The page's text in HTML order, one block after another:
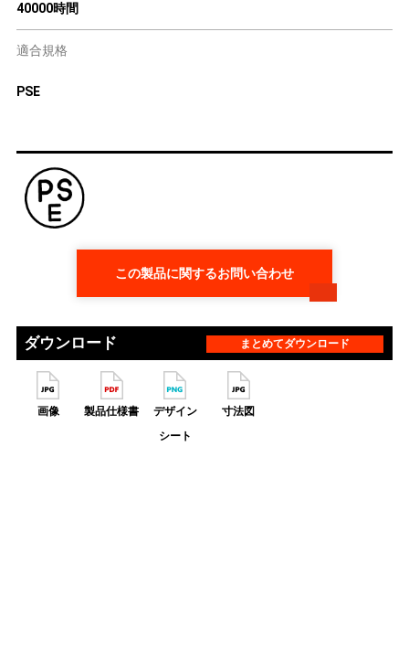
40000時間
適合規格
PSE
この製品に関するお問い合わせ
ダウンロード まとめてダウンロード
画像 製品仕様書
デザイン
シート
寸法図